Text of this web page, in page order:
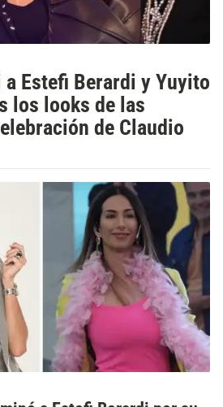
Estefi Berardi y Yuyito
los looks de las
de Claudio